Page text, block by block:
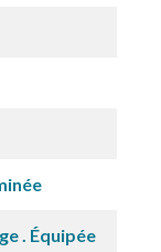
. Équipée